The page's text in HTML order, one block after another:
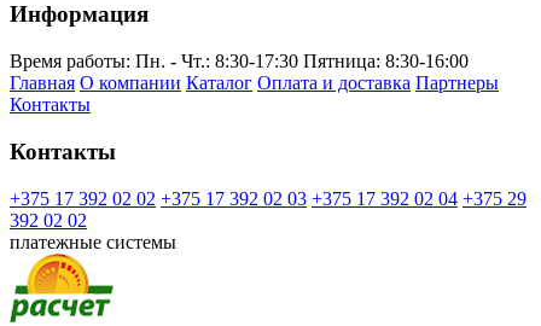
Информация
Время работы: Пн. - Чт.: 8:30-17:30 Пятница: 8:30-16:00
Главная О компании Каталог Оплата и доставка Партнеры
Контакты
Контакты
+375 17 392 02 02 +375 17 392 02 03 +375 17 392 02 04 +375 29
392 02 02
платежные системы